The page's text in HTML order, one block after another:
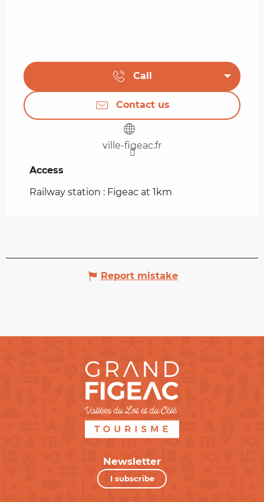
Call
Contact us
ville-figeac.fr
Access
Access
Railway station : Figeac at 1km
Report mistake
Newsletter
I subscribe